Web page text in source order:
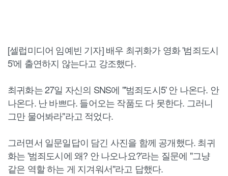
[셀럽미디어 임예빈 기자] 배우 최귀화가 영화 '범죄도시
5'에 출연하지 않는다고 강조했다.
최귀화는 27일 자신의 SNS에 "'범죄도시5' 안 나온다. 안
나온다. 난 바쁘다. 들어오는 작품도 다 못한다. 그러니
그만 물어봐라"라고 적었다.
그러면서 일문일답이 담긴 사진을 함께 공개했다. 최귀
화는 '범죄도시에 왜? 안 나오나요?'라는 질문에 "그냥
같은 역할 하는 게 지겨워서"라고 답했다.